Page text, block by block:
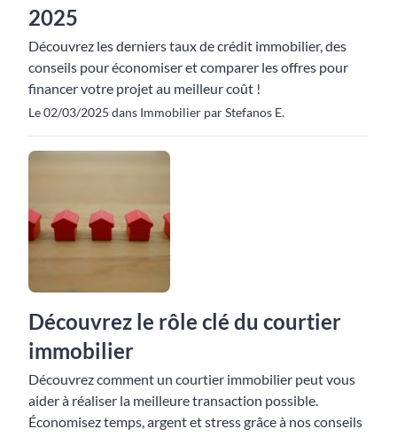
2025
Découvrez les derniers taux de crédit immobilier, des
conseils pour économiser et comparer les offres pour
financer votre projet au meilleur coût !
Le 02/03/2025 dans Immobilier par Stefanos E.
Découvrez le rôle clé du courtier
immobilier
Découvrez comment un courtier immobilier peut vous
aider à réaliser la meilleure transaction possible.
Économisez temps, argent et stress grâce à nos conseils